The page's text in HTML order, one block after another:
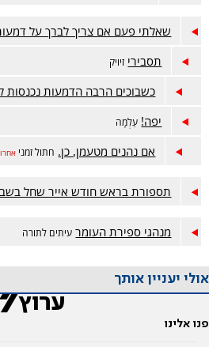
שאלתי פעם אם צריך לברך על
תסבירי זיויק
כשבוכים הרבה הדמעות נכנסות
יפה! עַלְמָה
אם נהנים מטעמן, כן. חתול זמני
תספורת בראש חודש אייר שחל
מנהגי ספירת העומר עיתים לתורה
אולי יעניין אותך
פנו אלינו